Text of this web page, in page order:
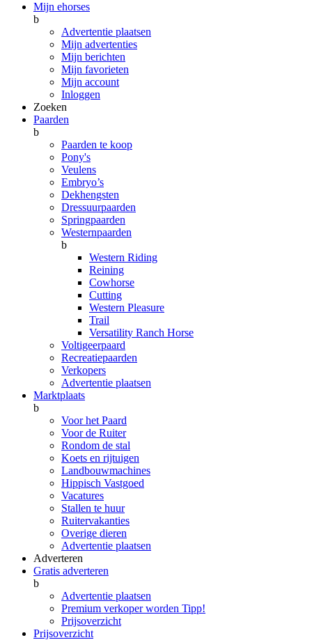
Mijn ehorses
b
Advertentie plaatsen
Mijn advertenties
Mijn berichten
Mijn favorieten
Mijn account
Inloggen
Zoeken
Paarden
b
Paarden te koop
Pony's
Veulens
Embryo’s
Dekhengsten
Dressuurpaarden
Springpaarden
Westernpaarden
b
Western Riding
Reining
Cowhorse
Cutting
Western Pleasure
Trail
Versatility Ranch Horse
Voltigeerpaard
Recreatiepaarden
Verkopers
Advertentie plaatsen
Marktplaats
b
Voor het Paard
Voor de Ruiter
Rondom de stal
Koets en rijtuigen
Landbouwmachines
Hippisch Vastgoed
Vacatures
Stallen te huur
Ruitervakanties
Overige dieren
Advertentie plaatsen
Adverteren
Gratis adverteren
b
Advertentie plaatsen
Premium verkoper worden Tipp!
Prijsoverzicht
Prijsoverzicht